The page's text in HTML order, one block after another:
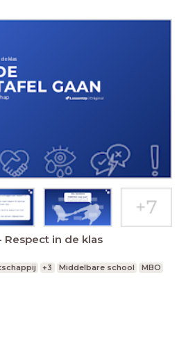
Respect in de klas
+3 Middelbare school
MBO